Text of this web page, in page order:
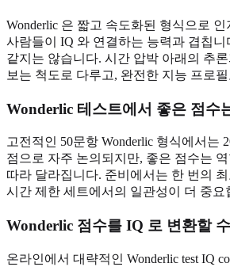
Wonderlic 은 짧고 속도화된 형식으로
사람들이 IQ 와 연결하는 능력과 겹칩
같지는 않습니다. 시간 압박 아래의 추
보는 척도로 다루고, 완전한 지능 프로
Wonderlic 테스트에서 좋은 점수
고전적인 50문항 Wonderlic 형식에서는
점으로 자주 논의되지만, 좋은 점수는
따라 달라집니다. 준비에서는 한 번의
시간 제한 세트에서의 일관성이 더 중요
Wonderlic 점수를 IQ 로 변환할
온라인에서 대략적인 Wonderlic test IQ